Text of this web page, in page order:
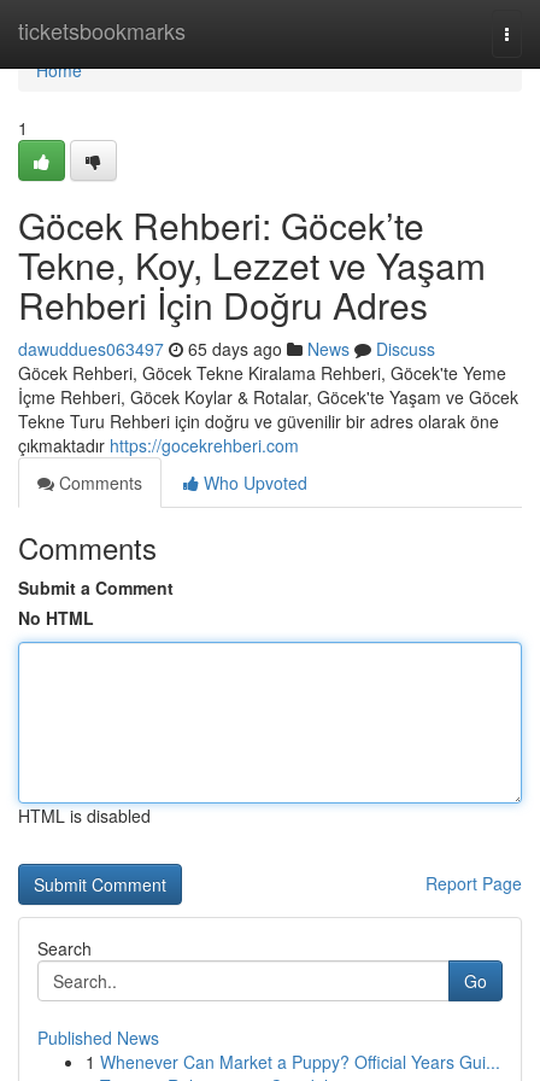
ticketsbookmarks
Home
Home
1
Göcek Rehberi: Göcek’te
Tekne, Koy, Lezzet ve Yaşam
Rehberi İçin Doğru Adres
dawuddues063497 65 days ago News
Discuss
Göcek Rehberi, Göcek Tekne Kiralama Rehberi, Göcek'te Yeme
İçme Rehberi, Göcek Koylar & Rotalar, Göcek'te Yaşam ve Göcek
Tekne Turu Rehberi için doğru ve güvenilir bir adres olarak öne
çıkmaktadır https://gocekrehberi.com
Comments
Who Upvoted
Comments
Submit a Comment
No HTML
HTML is disabled
Report Page
Search
Go
Published News
1 Whenever Can Market a Puppy? Official Years Gui...